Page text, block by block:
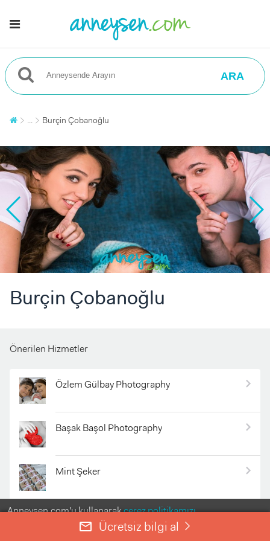
ARA
... Burçin Çobanoğlu
Burçin Çobanoğlu
Önerilen Hizmetler
Özlem Gülbay Photography
Başak Başol Photography
Mint Şeker
Medical Center Yenidoğan Hizmetleri
Anneysen.com'u kullanarakçerez politikamızı
kabul etmiş olursunuz.
mail_outline Ücretsiz bilgi al right